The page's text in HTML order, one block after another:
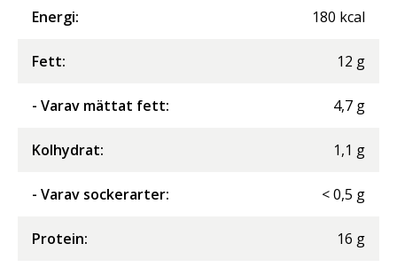
Energi: 180 kcal
Fett: 12 g
- Varav mättat fett: 4,7 g
Kolhydrat: 1,1 g
- Varav sockerarter: <0,5 g
Protein: 16 g